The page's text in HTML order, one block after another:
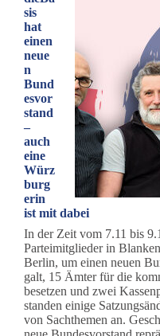
sis
hat
einen
neue
n
Bund
esvor
stand
–
auch
eine
Würz
burg
erin
ist mit dabei
In der Zeit vom 7.11 bis
Parteimitglieder in
Berlin, um einen neuen
galt, 15 Ämter für die
besetzen und zwei
standen einige
von Sachthemen an.